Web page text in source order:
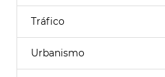
Tráfico
Urbanismo